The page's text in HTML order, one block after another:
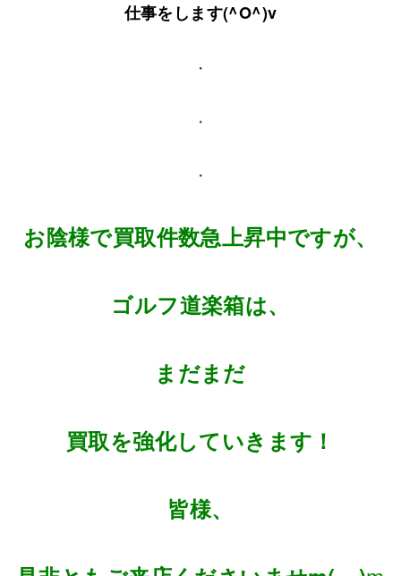
仕事をします(^O^)v
・
・
・
お陰様で買取件数急上昇中ですが、
ゴルフ道楽箱は、
まだまだ
買取を強化していきます！
皆様、